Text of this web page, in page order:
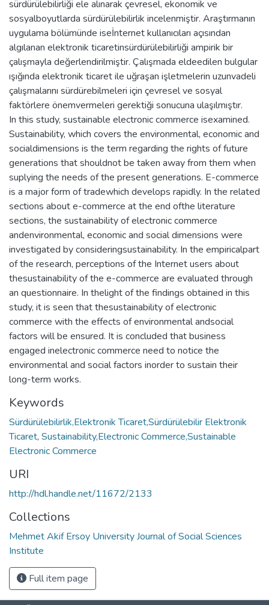
sürdürülebilirliği ele alınarak çevresel, ekonomik ve
sosyalboyutlarda sürdürülebilirlik incelenmiştir. Araştırmanın
uygulama bölümünde iseİnternet kullanıcıları açısından
algılanan elektronik ticaretinsürdürülebilirliği ampirik bir
çalışmayla değerlendirilmiştir. Çalışmada eldeedilen bulgular
ışığında elektronik ticaret ile uğraşan işletmelerin uzunvadeli
çalışmalarını sürdürebilmeleri için çevresel ve sosyal
faktörlere önemvermeleri gerektiği sonucuna ulaşılmıştır.
In this study, sustainable electronic commerce isexamined.
Sustainability, which covers the environmental, economic and
socialdimensions is the term regarding the rights of future
generations that shouldnot be taken away from them when
suplying the needs of the present generations. E-commerce
is a major form of tradewhich develops rapidly. In the related
sections about e-commerce at the end ofthe literature
sections, the sustainability of electronic commerce
andenvironmental, economic and social dimensions were
investigated by consideringsustainability. In the empiricalpart
of the research, perceptions of the Internet users about
thesustainability of the e-commerce are evaluated through
an questionnaire. In thelight of the findings obtained in this
study, it is seen that thesustainability of electronic
commerce with the effects of environmental andsocial
factors will be ensured. It is concluded that business
engaged inelectronic commerce need to notice the
environmental and social factors inorder to sustain their
long-term works.
Keywords
Sürdürülebilirlik,Elektronik Ticaret,Sürdürülebilir Elektronik
Ticaret, Sustainability,Electronic Commerce,Sustainable
Electronic Commerce
URI
http://hdl.handle.net/11672/2133
Collections
Mehmet Akif Ersoy University Journal of Social Sciences
Institute
Full item page